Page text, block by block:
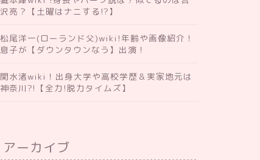
沢亮？【土曜はナニする!?】
松尾洋一(ローランド父)wiki!年齢や画像紹介！
息子が【ダウンタウンなう】出演！
関水渚wiki！出身大学や高校学歴＆実家地元は
神奈川?!【全力!脱力タイムズ】
アーカイブ